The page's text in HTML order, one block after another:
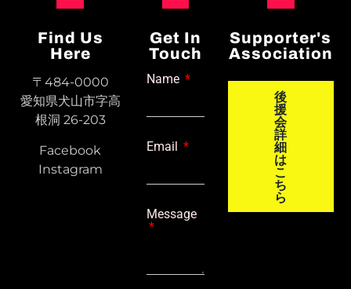
Find Us
Here
〒484-0000
愛知県犬山市字高
根洞 26-203
Facebook
Instagram
Get In
Touch
Name
Email
Message
Supporter's
Association
後
援
会
詳
細
は
こ
ち
ら